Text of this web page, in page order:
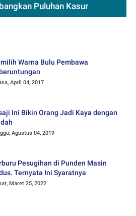
Puluhan Kasur
Warna Bulu Pembawa
April 04, 2017
Ini Bikin Orang Jadi Kaya dengan
Agustus 04, 2019
Pesugihan di Punden Masin
Ternyata Ini Syaratnya
Maret 25, 2022